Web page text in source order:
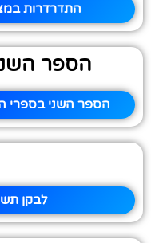
התדרדרות
הספר
הספר השני בספרי
לבקן